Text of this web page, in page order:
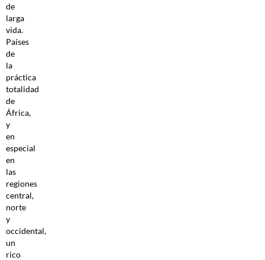
de
larga
vida.
Países
de
la
práctica
totalidad
de
África,
y
en
especial
en
las
regiones
central,
norte
y
occidental,
un
rico